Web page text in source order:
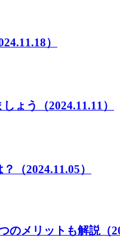
）
ょう （2024.11.11）
（2024.11.05）
のメリットも解説（